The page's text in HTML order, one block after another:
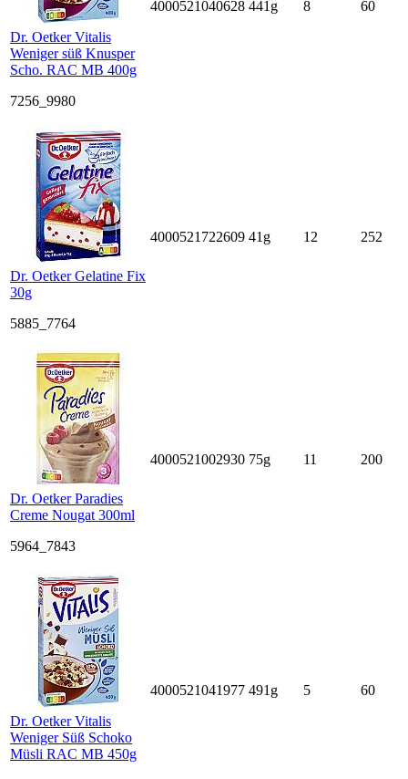
Dr. Oetker Vitalis
Weniger süß Knusper
Scho. RAC MB 400g
7256_9980
4000521040628 441g 8 60
Dr. Oetker Gelatine Fix
30g
5885_7764
4000521722609 41g 12 252
Dr. Oetker Paradies
Creme Nougat 300ml
5964_7843
4000521002930 75g 11 200
Dr. Oetker Vitalis
Weniger Süß Schoko
Müsli RAC MB 450g
4000521041977 491g 5 60